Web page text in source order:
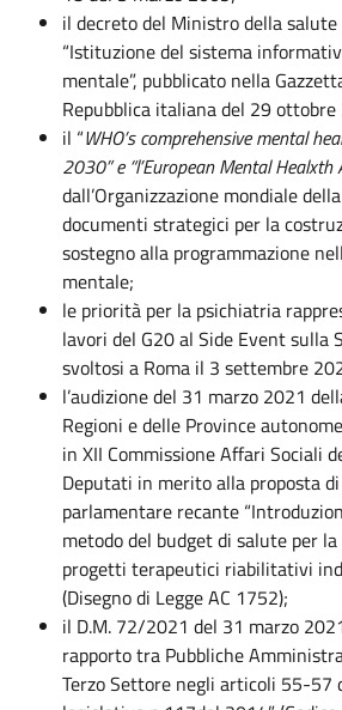
il decreto del Ministro della
“Istituzione del sistema
mentale”, pubblicato nella
Repubblica italiana del 29
il “WHO’s comprehensive mental
2030” e “l’European Mental Healxth
dall’Organizzazione mondiale
documenti strategici per la
sostegno alla programmazione
mentale;
le priorità per la psichiatria
lavori del G20 al Side Event sulla
svoltosi a Roma il 3 settembre
l’audizione del 31 marzo 2021
Regioni e delle Province
in XII Commissione Affari Sociali
Deputati in merito alla proposta
parlamentare recante
metodo del budget di salute per
progetti terapeutici riabilitativi
(Disegno di Legge AC 1752);
il D.M. 72/2021 del 31 marzo
rapporto tra Pubbliche
Terzo Settore negli articoli 55-57